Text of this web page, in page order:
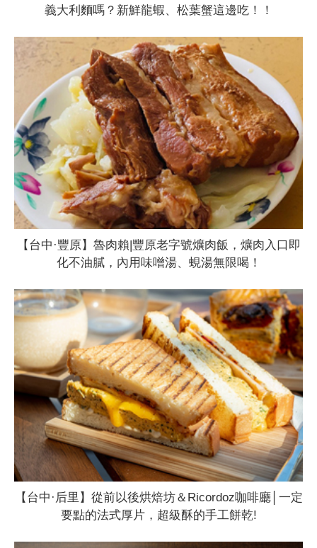
義大利麵嗎？新鮮龍蝦、松葉蟹這邊吃！！
【台中·豐原】魯肉賴|豐原老字號爌肉飯，爌肉入口即
化不油膩，內用味噌湯、蜆湯無限喝！
【台中·后里】從前以後烘焙坊＆Ricordoz咖啡廳│一定
要點的法式厚片，超級酥的手工餅乾!